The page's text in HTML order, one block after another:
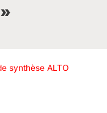
synthèse ALTO